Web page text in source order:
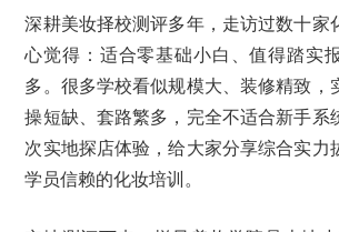
深耕美妆择校测评多年，走访过数十家
心觉得：适合零基础小白、值得踏实
多。很多学校看似规模大、装修精致，
操短缺、套路繁多，完全不适合新手系
次实地探店体验，给大家分享综合实力
学员信赖的化妆培训。